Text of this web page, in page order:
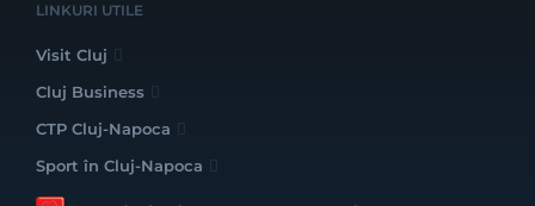
LINKURI UTILE
Visit Cluj
Cluj Business
CTP Cluj-Napoca
Sport în Cluj-Napoca